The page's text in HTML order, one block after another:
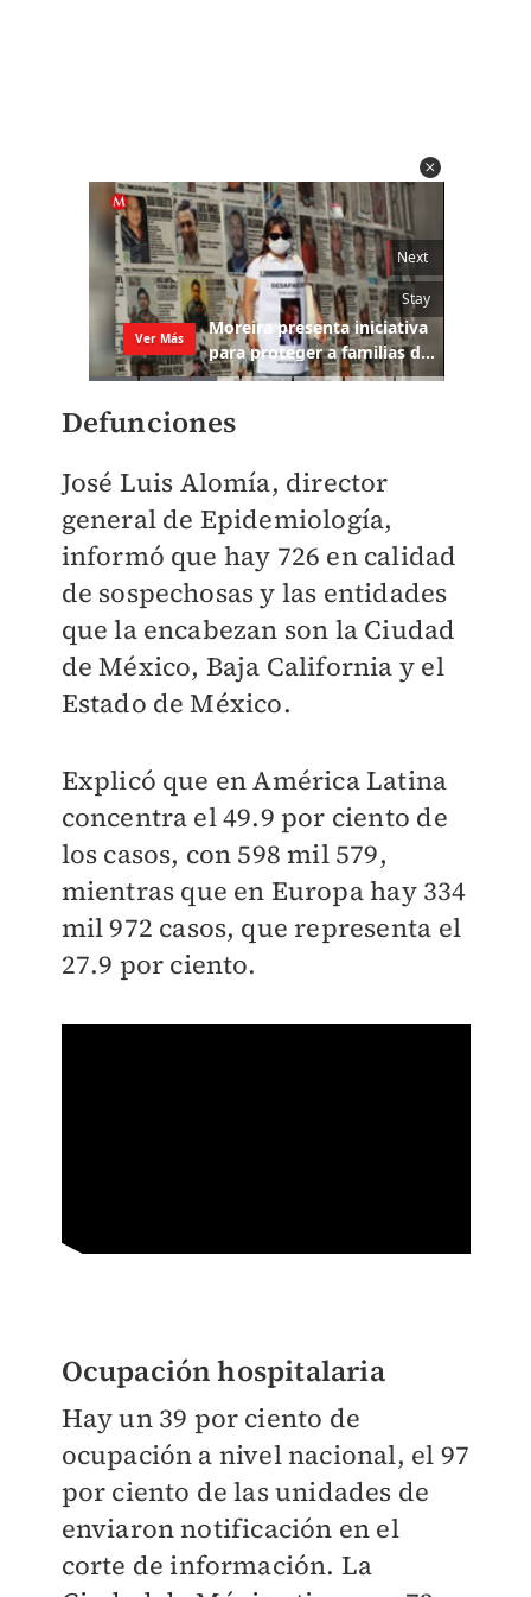
Defunciones
José Luis Alomía, director
general de Epidemiología,
informó que hay 726 en calidad
de sospechosas y las entidades
que la encabezan son la Ciudad
de México, Baja California y el
Estado de México.
Explicó que en América Latina
concentra el 49.9 por ciento de
los casos, con 598 mil 579,
mientras que en Europa hay 334
mil 972 casos, que representa el
27.9 por ciento.
Ocupación hospitalaria
Hay un 39 por ciento de
ocupación a nivel nacional, el 97
por ciento de las unidades de
enviaron notificación en el
corte de información. La